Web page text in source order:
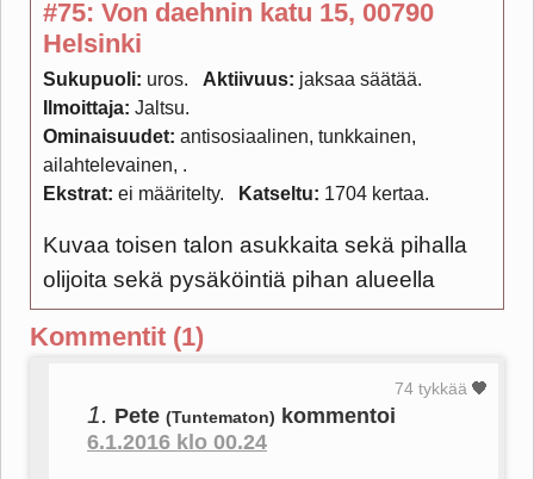
#75: Von daehnin katu 15, 00790
Helsinki
Sukupuoli: uros Aktiivuus: jaksaa säätää
Ilmoittaja: Jaltsu
Ominaisuudet: antisosiaalinen, tunkkainen,
ailahtelevainen,
Ekstrat: ei määritelty Katseltu: 1704 kertaa
Kuvaa toisen talon asukkaita sekä pihalla
olijoita sekä pysäköintiä pihan alueella
Kommentit (1)
1. Pete (Tuntematon) kommentoi
6.1.2016 klo 00.24
74 tykkää